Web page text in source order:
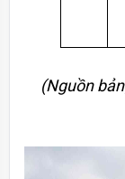
(Nguồn